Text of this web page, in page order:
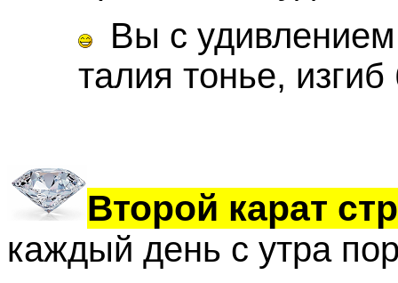
Вы с удивлением
талия тонье,
Второй карат
каждый день с утра